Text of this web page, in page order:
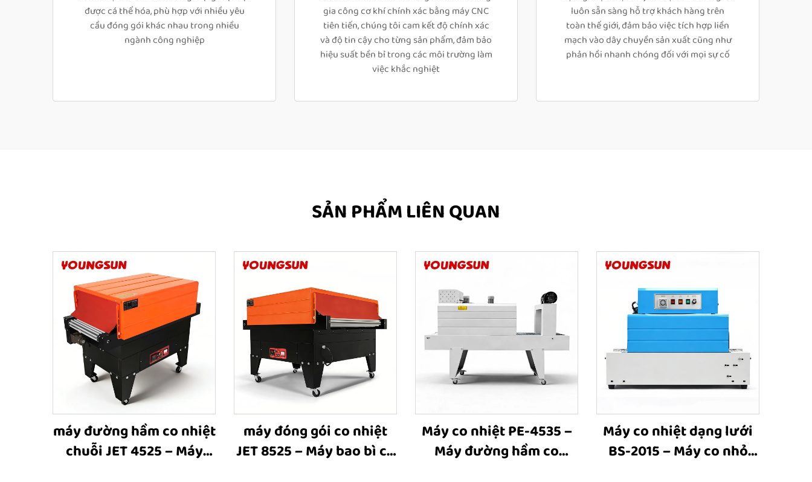
được cá thể hóa, phù hợp với nhiều yêu
cầu đóng gói khác nhau trong nhiều
ngành công nghiệp
gia công cơ khí chính xác bằng máy CNC
tiên tiến, chúng tôi cam kết độ chính xác
và độ tin cậy cho từng sản phẩm, đảm bảo
hiệu suất bền bỉ trong các môi trường làm
việc khắc nghiệt
luôn sẵn sàng hỗ trợ khách hàng trên
toàn thế giới, đảm bảo việc tích hợp liền
mạch vào dây chuyền sản xuất cũng như
phản hồi nhanh chóng đối với mọi sự cố
SẢN PHẨM LIÊN QUAN
máy đường hầm co nhiệt
chuỗi JET 4525 – Máy
máy đóng gói co nhiệt
JET 8525 – Máy bao bì co
Máy co nhiệt PE-4535 –
Máy đường hầm co
Máy co nhiệt dạng lưới
BS-2015 – Máy co nhỏ